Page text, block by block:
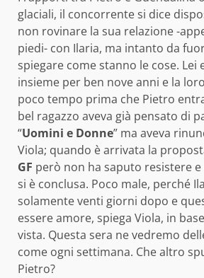
glaciali, il concorrente si dice
non rovinare la sua relazione -
piedi- con Ilaria, ma intanto da
spiegare come stanno le cose. Lei
insieme per ben nove anni e la
poco tempo prima che Pietro
bel ragazzo aveva già pensato di
“Uomini e Donne” ma aveva
Viola; quando è arrivata la
GF però non ha saputo resistere
si è conclusa. Poco male, perché
solamente venti giorni dopo e
essere amore, spiega Viola, in
vista. Questa sera ne vedremo
come ogni settimana. Che altro
Pietro?